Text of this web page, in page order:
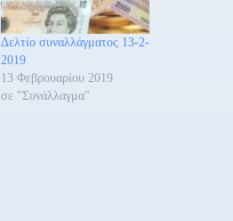
Δελτίο συναλλάγματος 13-2-
2019
13 Φεβρουαρίου 2019
σε "Συνάλλαγμα"